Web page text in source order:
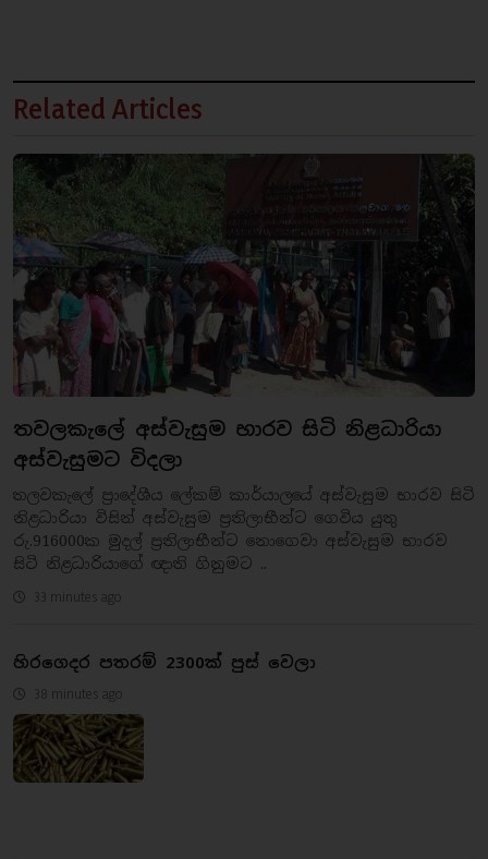
Related Articles
තවලකැලේ අස්වැසුම භාරව සිටි නිළධාරියා
අස්වැසුමට විදලා
තලවකැලේ ප්‍රාදේශීය ලේකම් කාර්යාලයේ අස්වැසුම භාරව සිටි
නිළධාරියා විසින් අස්වැසුම ප්‍රතිලාභීන්ට ගෙවිය යුතු
රු.916000ක මුදල් ප්‍රතිලාභීන්ට නොගෙවා අස්වැසුම භාරව
සිටි නිළධාරියාගේ ඥාති ගිනුමට ..
33 minutes ago
හිරගෙදර පතරම් 2300ක් පුස් වෙලා
38 minutes ago